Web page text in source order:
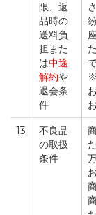
限、返
品時の
送料負
担また
は中途
解約や
退会条
件
13
不良品
の取扱
条件